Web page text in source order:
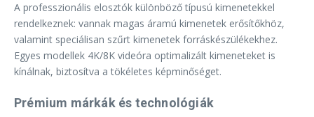
A professzionális elosztók különböző típusú kimenetekkel
rendelkeznek: vannak magas áramú kimenetek erősítőkhöz,
valamint speciálisan szűrt kimenetek forráskészülékekhez.
Egyes modellek 4K/8K videóra optimalizált kimeneteket is
kínálnak, biztosítva a tökéletes képminőséget.
Prémium márkák és technológiák